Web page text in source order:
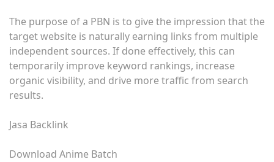
The purpose of a PBN is to give the impression that the
target website is naturally earning links from multiple
independent sources. If done effectively, this can
temporarily improve keyword rankings, increase
organic visibility, and drive more traffic from search
results.
Jasa Backlink
Download Anime Batch